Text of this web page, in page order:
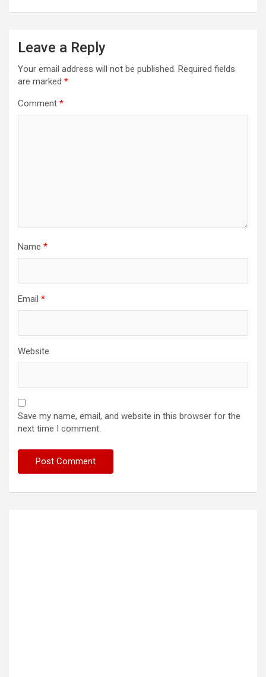
Leave a Reply
Your email address will not be published. Required fields
are marked *
Comment *
Name *
Email *
Website
Save my name, email, and website in this browser for the
next time I comment.